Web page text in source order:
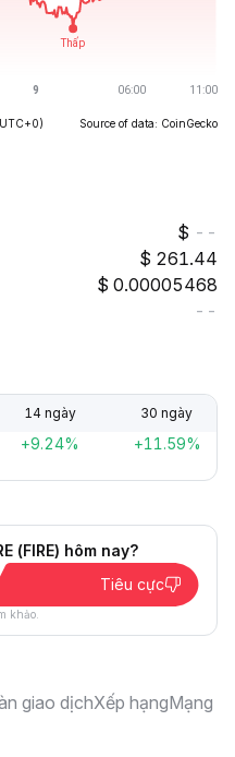
Source of data: CoinGecko
--
261.44
0.00005468
--
14 ngày 30 ngày
+9.24% +11.59%
(FIRE) hôm nay?
Tiêu cực
khảo.
giao dịchXếp hạngMạng